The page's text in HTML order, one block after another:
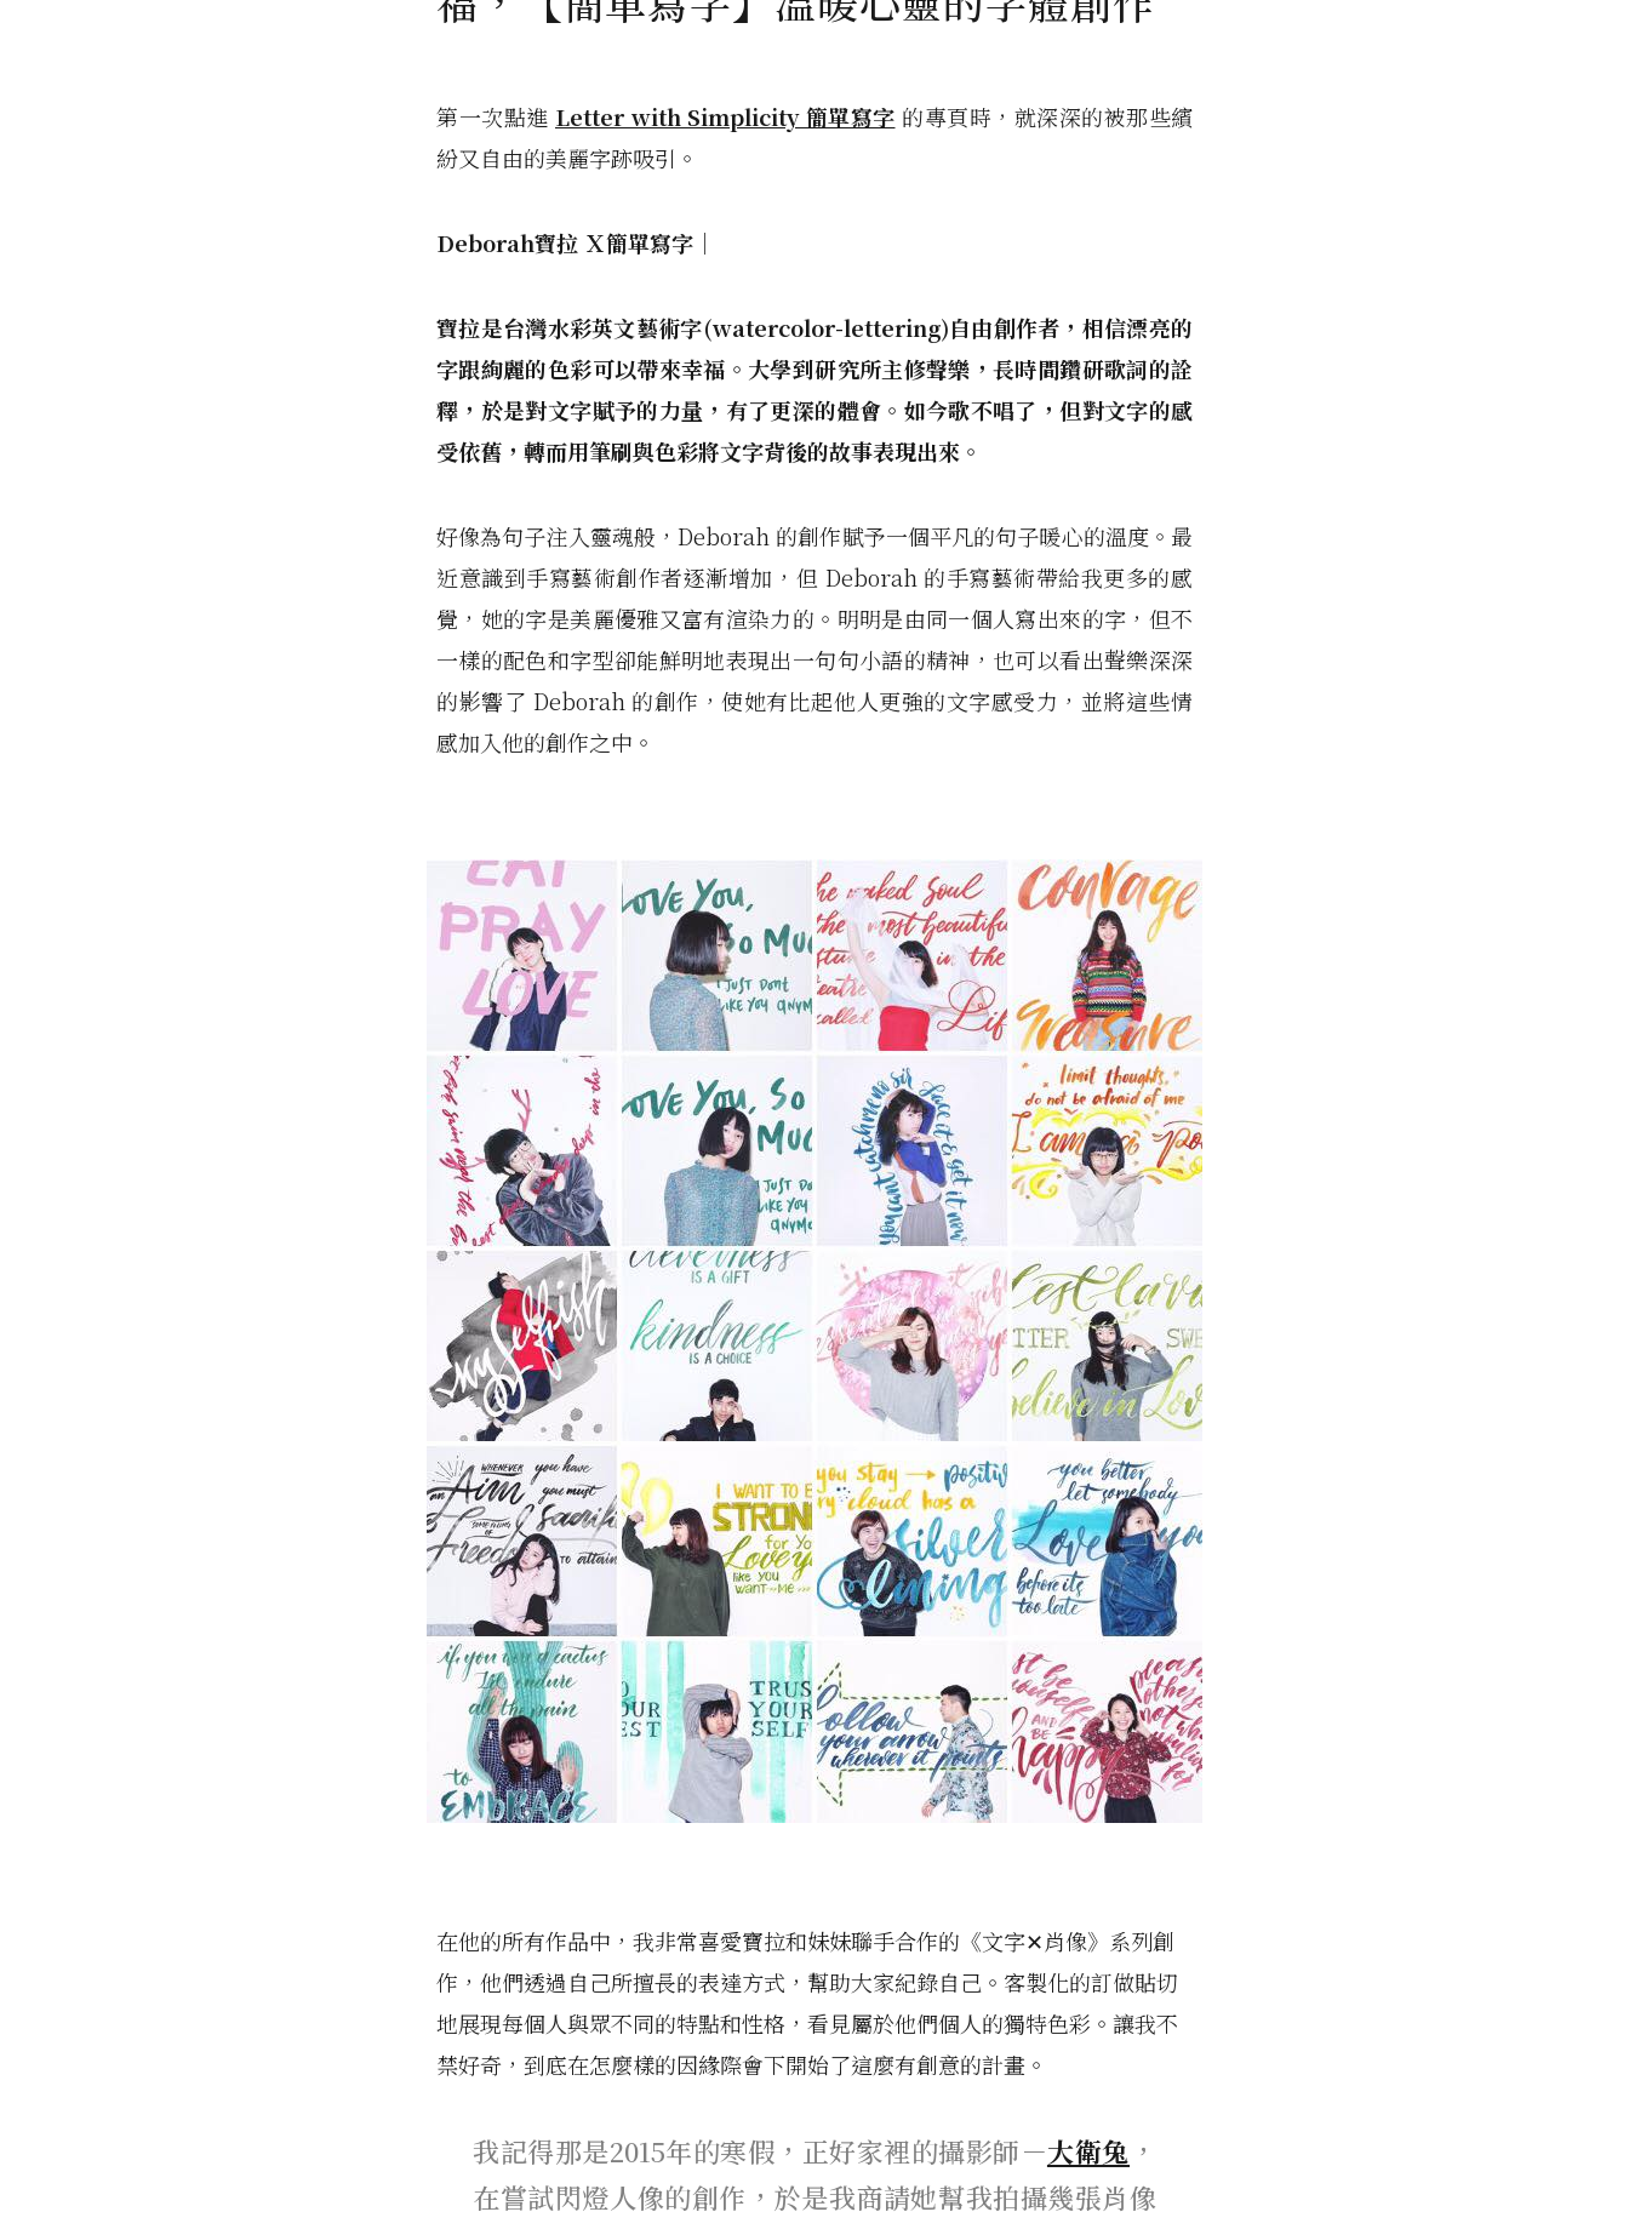
第一次點進 Letter with Simplicity 簡單寫字 的專頁時，就深深的被那些繽
紛又自由的美麗字跡吸引。
Deborah寶拉 Ｘ簡單寫字｜
寶拉是台灣水彩英文藝術字(watercolor-lettering)自由創作者，相信漂亮的
字跟絢麗的色彩可以帶來幸福。大學到研究所主修聲樂，長時間鑽研歌詞的詮
釋，於是對文字賦予的力量，有了更深的體會。如今歌不唱了，但對文字的感
受依舊，轉而用筆刷與色彩將文字背後的故事表現出來。
好像為句子注入靈魂般，Deborah 的創作賦予一個平凡的句子暖心的溫度。最
近意識到手寫藝術創作者逐漸增加，但 Deborah 的手寫藝術帶給我更多的感
覺，她的字是美麗優雅又富有渲染力的。明明是由同一個人寫出來的字，但不
一樣的配色和字型卻能鮮明地表現出一句句小語的精神，也可以看出聲樂深深
的影響了 Deborah 的創作，使她有比起他人更強的文字感受力，並將這些情
感加入他的創作之中。
在他的所有作品中，我非常喜愛寶拉和妹妹聯手合作的《文字✕肖像》系列創
作，他們透過自己所擅長的表達方式，幫助大家紀錄自己。客製化的訂做貼切
地展現每個人與眾不同的特點和性格，看見屬於他們個人的獨特色彩。讓我不
禁好奇，到底在怎麼樣的因緣際會下開始了這麼有創意的計畫。
我記得那是2015年的寒假，正好家裡的攝影師－大衛兔 ，
在嘗試閃燈人像的創作，於是我商請她幫我拍攝幾張肖像